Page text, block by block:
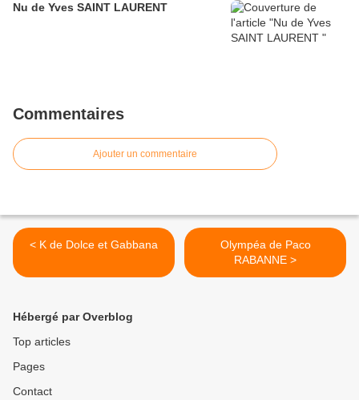
Nu de Yves SAINT LAURENT
Commentaires
Ajouter un commentaire
< K de Dolce et Gabbana
Olympéa de Paco
RABANNE >
Hébergé par Overblog
Top articles
Pages
Contact